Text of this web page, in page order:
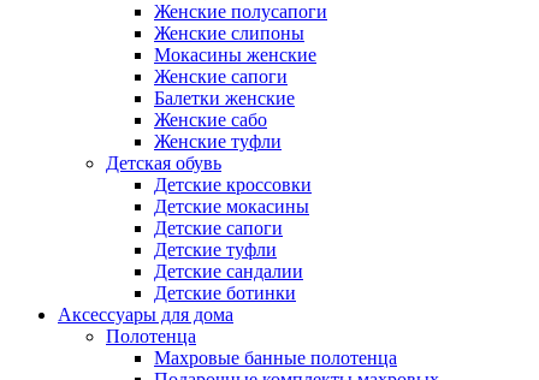
Женские полусапоги
Женские слипоны
Мокасины женские
Женские сапоги
Балетки женские
Женские сабо
Женские туфли
Детская обувь
Детские кроссовки
Детские мокасины
Детские сапоги
Детские туфли
Детские сандалии
Детские ботинки
Аксессуары для дома
Полотенца
Махровые банные полотенца